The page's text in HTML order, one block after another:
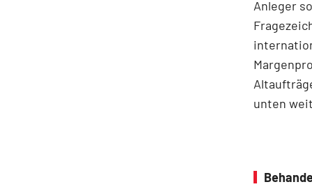
Anleger
unten